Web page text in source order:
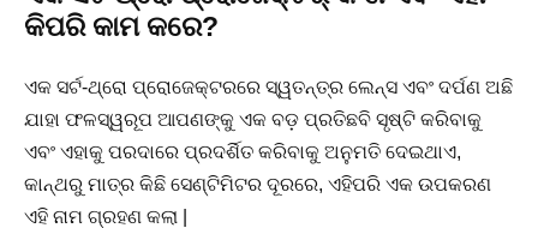
କିପରି କାମ କରେ?
ଏକ ସର୍ଟ-ଥ୍ରୋ ପ୍ରୋଜେକ୍ଟରରେ ସ୍ୱତନ୍ତ୍ର ଲେନ୍ସ ଏବଂ ଦର୍ପଣ ଅଛି
ଯାହା ଫଳସ୍ୱରୂପ ଆପଣଙ୍କୁ ଏକ ବଡ଼ ପ୍ରତିଛବି ସୃଷ୍ଟି କରିବାକୁ
ଏବଂ ଏହାକୁ ପରଦାରେ ପ୍ରଦର୍ଶିତ କରିବାକୁ ଅନୁମତି ଦେଇଥାଏ,
କାନ୍ଥରୁ ମାତ୍ର କିଛି ସେଣ୍ଟିମିଟର ଦୂରରେ, ଏହିପରି ଏକ ଉପକରଣ
ଏହି ନାମ ଗ୍ରହଣ କଲା |